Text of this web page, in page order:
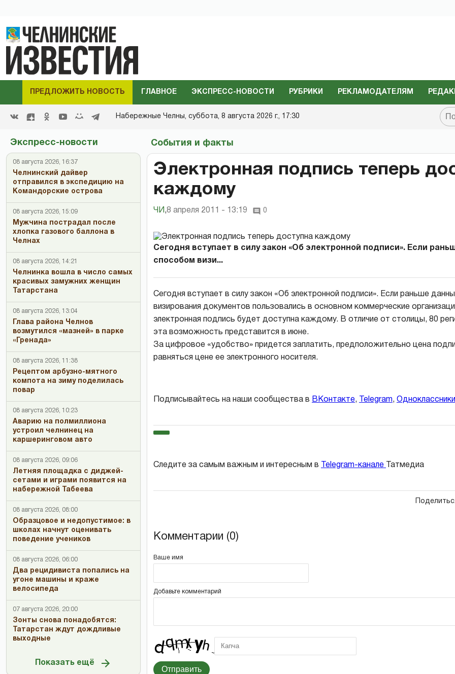
ПРЕДЛОЖИТЬ НОВОСТЬ ГЛАВНОЕ ЭКСПРЕСС-НОВОСТИ РУБРИКИ РЕКЛАМОДАТЕЛЯМ
Набережные Челны, суббота, 8 августа 2026 г., 17:30
Экспресс-новости
08 августа 2026, 16:37
Челнинский дайвер
отправился в экспедицию на
Командорские острова
08 августа 2026, 15:09
Мужчина пострадал после
хлопка газового баллона в
Челнах
08 августа 2026, 14:21
Челнинка вошла в число самых
красивых замужних женщин
Татарстана
08 августа 2026, 13:04
Глава района Челнов
возмутился «мазней» в парке
«Гренада»
08 августа 2026, 11:38
Рецептом арбузно-мятного
компота на зиму поделилась
повар
08 августа 2026, 10:23
Аварию на полмиллиона
устроил челнинец на
каршеринговом авто
08 августа 2026, 09:06
Летняя площадка с диджей-
сетами и играми появится на
набережной Табеева
08 августа 2026, 08:00
Образцовое и недопустимое: в
школах начнут оценивать
поведение учеников
08 августа 2026, 06:00
Два рецидивиста попались на
угоне машины и краже
велосипеда
07 августа 2026, 20:00
Зонты снова понадобятся:
Татарстан ждут дождливые
выходные
Показать ещё
События и факты
Электронная подпись теперь
каждому
ЧИ ,8 апреля 2011 - 13:19 0
Сегодня вступает в силу закон «Об электронной подписи». Если
способом визи...
Сегодня вступает в силу закон «Об электронной подписи». Если раньше
визирования документов пользовались в основном коммерческие
электронная подпись будет доступна каждому. В отличие от столицы, 80
эта возможность представится в июне.
За цифровое «удобство» придется заплатить, предположительно цена
равняться цене ее электронного носителя.
Подписывайтесь на наши сообщества в ВКонтакте, Telegram, Одноклассники
Следите за самым важным и интересным в Telegram-канале Татмедиа
Комментарии (0)
Ваше имя
Добавьте комментарий
Отправить